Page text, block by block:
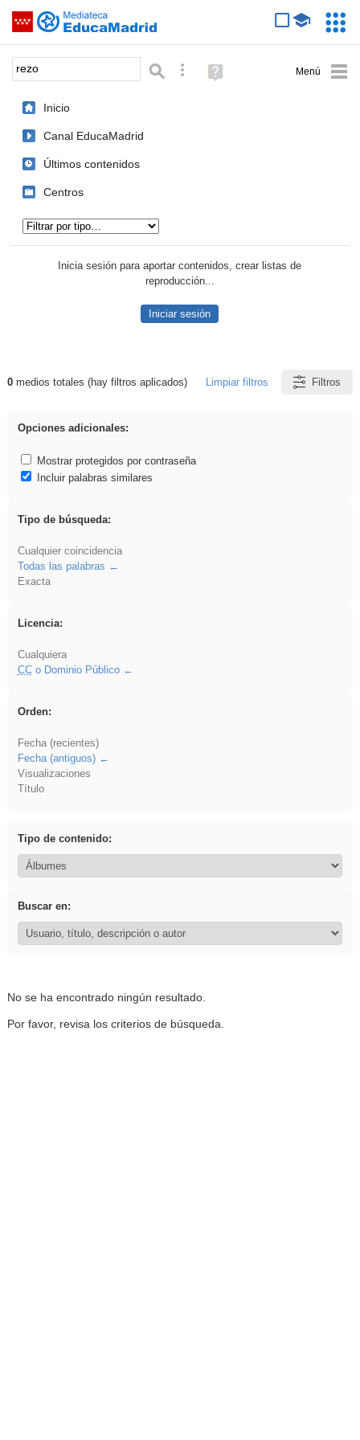
Saltar navegación
Palabra o frase: Búsqueda avanzada
Ayuda
(en
Inicio
Canal EducaMadrid
Últimos contenidos
Centros
Inicia sesión para aportar contenidos, crear listas de
reproducción...
Iniciar sesión
Resultados de: rezo
0medios totales (hay filtros aplicados) Limpiar filtros Filtros
Opciones adicionales:
Mostrar protegidos por contraseña
Incluir palabras similares
Tipo de búsqueda:
Cualquier coincidencia
Todas las palabras
Exacta
Licencia:
Cualquiera
CCo Dominio Público
Orden:
Fecha (recientes)
Fecha (antiguos)
Visualizaciones
Título
Tipo de contenido:
Buscar en:
No se ha encontrado ningún resultado.
Por favor, revisa los criterios de búsqueda.